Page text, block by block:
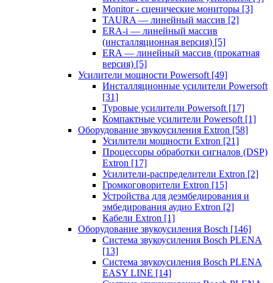
Monitor - сценические мониторы [3]
TAURA — линейный массив [2]
ERA-i — линейный массив
(инсталляционная версия) [5]
ERA — линейный массив (прокатная
версия) [5]
Усилители мощности Powersoft [49]
Инсталляционные усилители Powersoft
[31]
Туровые усилители Powersoft [17]
Компактные усилители Powersoft [1]
Оборудование звукоусиления Extron [58]
Усилители мощности Extron [21]
Процессоры обработки сигналов (DSP)
Extron [17]
Усилители-распределители Extron [2]
Громкоговорители Extron [15]
Устройства для деэмбедирования и
эмбедирования аудио Extron [2]
Кабели Extron [1]
Оборудование звукоусиления Bosch [146]
Система звукоусиления Bosch PLENA
[13]
Система звукоусиления Bosch PLENA
EASY LINE [14]